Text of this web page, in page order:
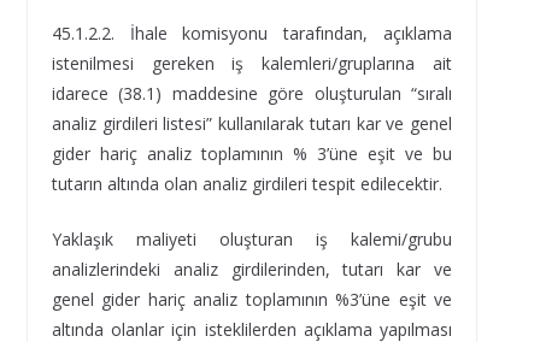
45.1.2.2. İhale komisyonu tarafından, açıklama
istenilmesi gereken iş kalemleri/gruplarına ait
idarece (38.1) maddesine göre oluşturulan “sıralı
analiz girdileri listesi” kullanılarak tutarı kar ve genel
gider hariç analiz toplamının % 3’üne eşit ve bu
tutarın altında olan analiz girdileri tespit edilecektir.
Yaklaşık maliyeti oluşturan iş kalemi/grubu
analizlerindeki analiz girdilerinden, tutarı kar ve
genel gider hariç analiz toplamının %3’üne eşit ve
altında olanlar için isteklilerden açıklama yapılması